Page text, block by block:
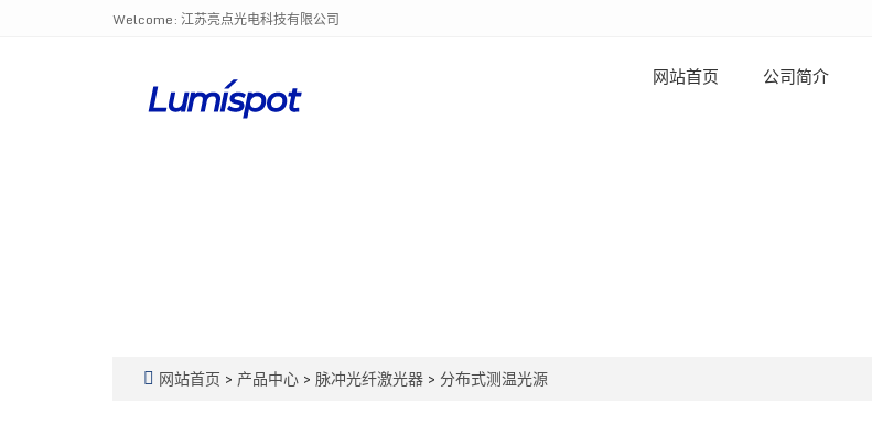
Welcome: 江苏亮点光电科技有限公司
网站首页 公司简介
网站首页 > 产品中心 > 脉冲光纤激光器 > 分布式测温光源